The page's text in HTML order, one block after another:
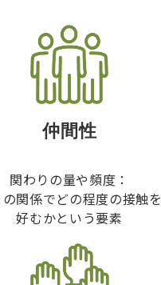
仲間性
関わりの量や頻度：
の関係でどの程度の接触を
好むかという要素